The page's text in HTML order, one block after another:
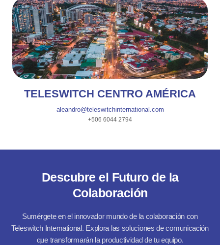
SAN JOSÉ
TELESWITCH CENTRO AMÉRICA
aleandro@teleswitchinternational.com
+506 6044 2794
Descubre el Futuro de la
Colaboración
Sumérgete en el innovador mundo de la colaboración con
Teleswitch International. Explora las soluciones de comunicación
que transformarán la productividad de tu equipo.